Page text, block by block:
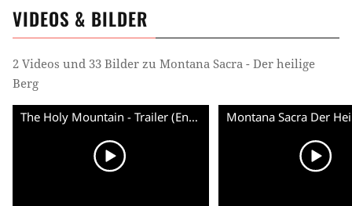
VIDEOS & BILDER
2 Videos und 33 Bilder zu Montana Sacra - Der heilige
Berg
The Holy Mountain - Trailer (English) HD